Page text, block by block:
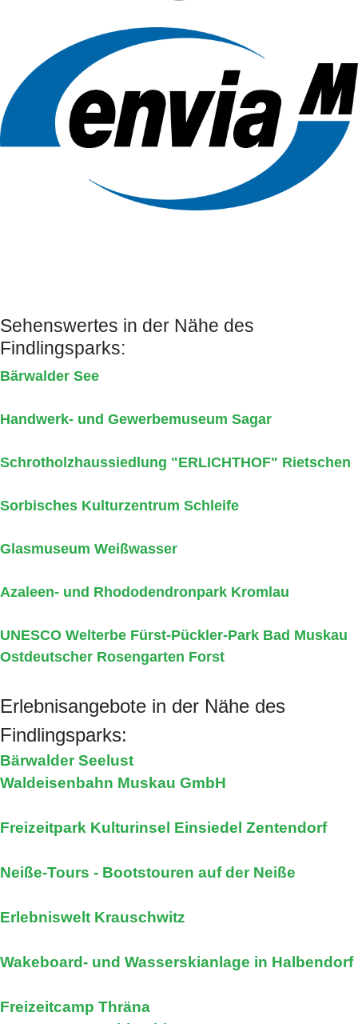
Sehenswertes in der Nähe des
Findlingsparks:
Bärwalder See
Handwerk- und Gewerbemuseum Sagar
Schrotholzhaussiedlung "ERLICHTHOF" Rietschen
Sorbisches Kulturzentrum Schleife
Glasmuseum Weißwasser
Azaleen- und Rhododendronpark Kromlau
UNESCO Welterbe Fürst-Pückler-Park Bad Muskau
Ostdeutscher Rosengarten Forst
Erlebnisangebote in der Nähe des
Findlingsparks:
Bärwalder Seelust
Waldeisenbahn Muskau GmbH
Freizeitpark Kulturinsel Einsiedel Zentendorf
Neiße-Tours - Bootstouren auf der Neiße
Erlebniswelt Krauschwitz
Wakeboard- und Wasserskianlage in Halbendorf
Freizeitcamp Thräna